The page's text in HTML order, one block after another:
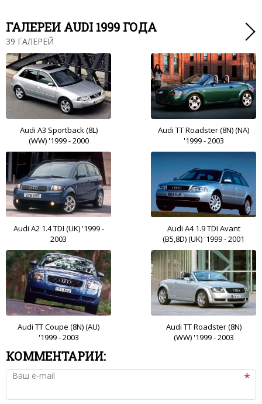
ГАЛЕРЕИ AUDI 1999 ГОДА
39 ГАЛЕРЕЙ
Audi A3 Sportback (8L)
(WW) '1999 - 2000
Audi TT Roadster (8N) (NA)
'1999 - 2003
Audi A2 1.4 TDI (UK) '1999 -
2003
Audi A4 1.9 TDI Avant
(B5,8D) (UK) '1999 - 2001
Audi TT Coupe (8N) (AU)
'1999 - 2003
Audi TT Roadster (8N)
(WW) '1999 - 2003
КОММЕНТАРИИ:
Ваш e-mail